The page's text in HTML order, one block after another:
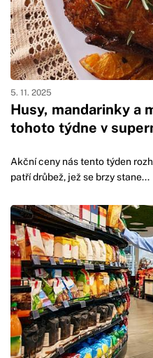
Husy, mandarinky a
tohoto týdne v
5. 11. 2025
Akční ceny nás tento týden
patří drůbež, jež se brzy stane...